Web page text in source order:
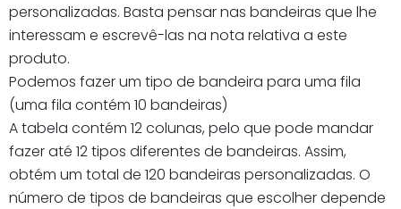
personalizadas. Basta pensar nas bandeiras que lhe
interessam e escrevê-las na nota relativa a este
produto.
Podemos fazer um tipo de bandeira para uma fila
(uma fila contém 10 bandeiras)
A tabela contém 12 colunas, pelo que pode mandar
fazer até 12 tipos diferentes de bandeiras. Assim,
obtém um total de 120 bandeiras personalizadas. O
número de tipos de bandeiras que escolher depende